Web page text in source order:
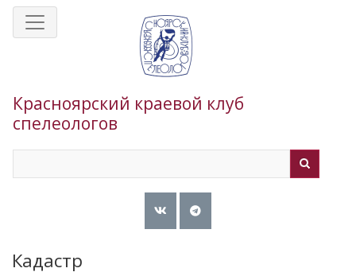
Перейти
Красноярский краевой клуб
спелеологов
Кадастр